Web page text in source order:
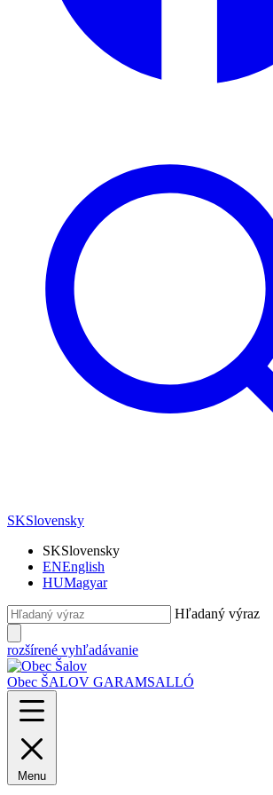
SKSlovensky
SKSlovensky
ENEnglish
HUMagyar
Hľadaný výraz
rozšírené vyhľadávanie
Obec ŠALOV GARAMSALLÓ
Menu